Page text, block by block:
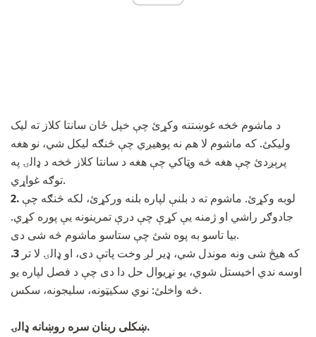
د ماشوم څخه غوښتنه وکړئ چې خپل ځان سانتا کلاز ته لیک
ولیکئ. که ماشوم لا هم نه پوهیږي چې څنګه لیکل شي، نو هغه
پرېږدئ چې هغه څه وټاکي چې هغه د سانتا کلاز څخه د ډالۍ په
توګه غواړي.
2.
جادوګر راشي او ژمنه یې کړې چې درې تمرینونه یې پوره کړي.
بیا تاسو به پوه شئ چې ستاسو ماشوم څه شی دی.
.3
اوسه ندي اخیستل شوي، یو نړیوال حل دا دی چې د فصل لپاره یو
څه واخلئ: نوي سکيټونه، سلیجونه، سکس.
ښکلی ربنان سره روښانه ډالۍ.